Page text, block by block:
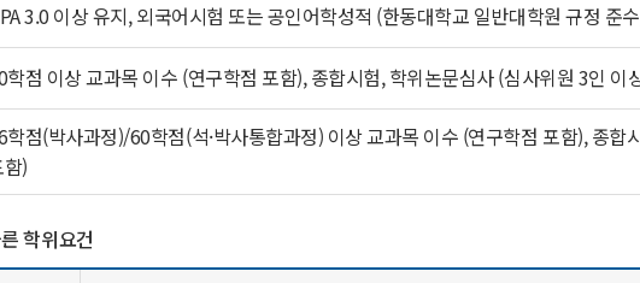
3.0 이상 유지, 외국어시험 또는 공인어학성적 (한동대학교 일반대학원 규정 준
학점 이상 교과목 이수 (연구학점 포함), 종합시험, 학위논문심사 (심사위원 3인 이
학점(박사과정)/60학점(석·박사통합과정) 이상 교과목 이수 (연구학점 포함), 종
)
학위요건